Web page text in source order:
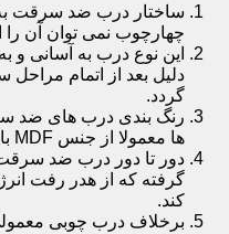
ساختار درب ضد سرقت به
چهارچوب نمی توان آن را
این نوع درب به آسانی
دلیل بعد از اتمام
گردد.
رنگ بندی درب های ضد
ها معمولا از جنس MDF با روکش رنگ یا PVC می باشد.
دور تا دور درب ضد سرقت
گرفته که از هدر رفت
کند.
برخلاف درب چوبی